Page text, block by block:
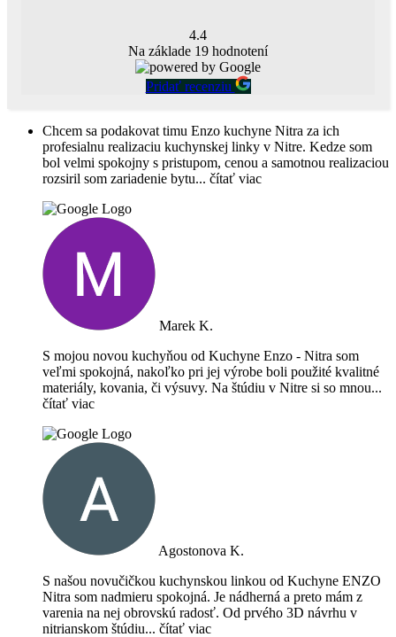
4.4
Na základe 19 hodnotení
Pridať recenziu
Chcem sa podakovat timu Enzo kuchyne Nitra za ich
profesialnu realizaciu kuchynskej linky v Nitre. Kedze som
bol velmi spokojny s pristupom, cenou a samotnou realizaciou
rozsiril som zariadenie bytu... čítať viac
Marek K.
S mojou novou kuchyňou od Kuchyne Enzo - Nitra som
veľmi spokojná, nakoľko pri jej výrobe boli použité kvalitné
materiály, kovania, či výsuvy. Na štúdiu v Nitre si so mnou...
čítať viac
Agostonova K.
S našou novučičkou kuchynskou linkou od Kuchyne ENZO
Nitra som nadmieru spokojná. Je nádherná a preto mám z
varenia na nej obrovskú radosť. Od prvého 3D návrhu v
nitrianskom štúdiu... čítať viac